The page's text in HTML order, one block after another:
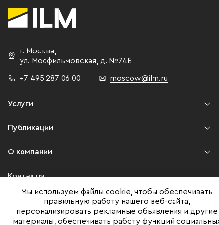
г. Москва,
ул. Мосфильмовская, д. №74Б
+7 495 287 06 00 moscow@ilm.ru
Услуги
Публикации
О компании
Контакты
Юридическая информация
Мы используем файлы cookie, чтобы обеспечивать
правильную работу нашего веб-сайта,
персонализировать рекламные объявления и другие
материалы, обеспечивать работу функций